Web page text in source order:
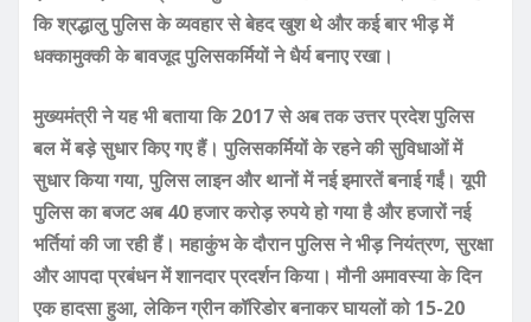
कि श्रद्धालु पुलिस के व्यवहार से बेहद खुश थे और कई बार भीड़ में
धक्कामुक्की के बावजूद पुलिसकर्मियों ने धैर्य बनाए रखा।
मुख्यमंत्री ने यह भी बताया कि 2017 से अब तक उत्तर प्रदेश पुलिस
बल में बड़े सुधार किए गए हैं। पुलिसकर्मियों के रहने की सुविधाओं में
सुधार किया गया, पुलिस लाइन और थानों में नई इमारतें बनाई गईं। यूपी
पुलिस का बजट अब 40 हजार करोड़ रुपये हो गया है और हजारों नई
भर्तियां की जा रही हैं। महाकुंभ के दौरान पुलिस ने भीड़ नियंत्रण, सुरक्षा
और आपदा प्रबंधन में शानदार प्रदर्शन किया। मौनी अमावस्या के दिन
एक हादसा हुआ, लेकिन ग्रीन कॉरिडोर बनाकर घायलों को 15-20